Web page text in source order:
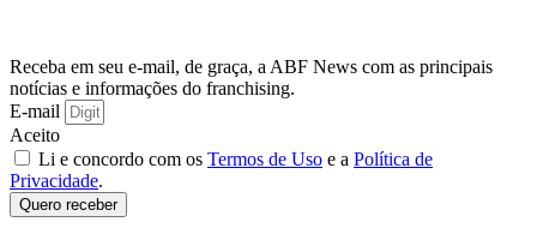
Receba em seu e-mail, de graça, a ABF News com as principais
notícias e informações do franchising.
E-mail
Aceito
Li e concordo com os Termos de Uso e a Política de
Privacidade.
Quero receber